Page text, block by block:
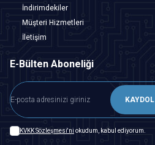
İndirimdekiler
Müşteri Hizmetleri
İletişim
E-Bülten Aboneliği
KAYDOL
KVKK Sözleşmesi'ni okudum, kabul ediyorum.